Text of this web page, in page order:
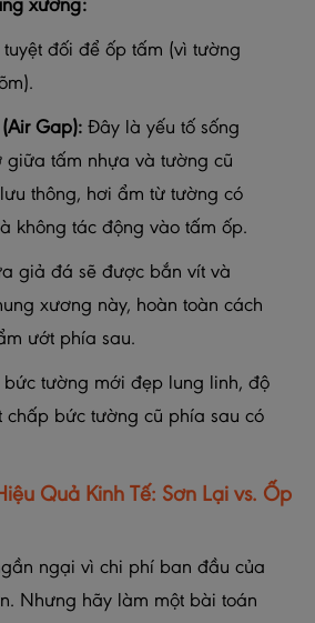
xương:
đối để ốp tấm (vì tường
Gap): Đây là yếu tố sống
giữa tấm nhựa và tường cũ
thông, hơi ẩm từ tường có
không tác động vào tấm ốp.
giả đá sẽ được bắn vít và
xương này, hoàn toàn cách
ướt phía sau.
bức tường mới đẹp lung linh, độ
chấp bức tường cũ phía sau có
Quả Kinh Tế: Sơn Lại vs. Ốp
ngại vì chi phí ban đầu của
Nhưng hãy làm một bài toán